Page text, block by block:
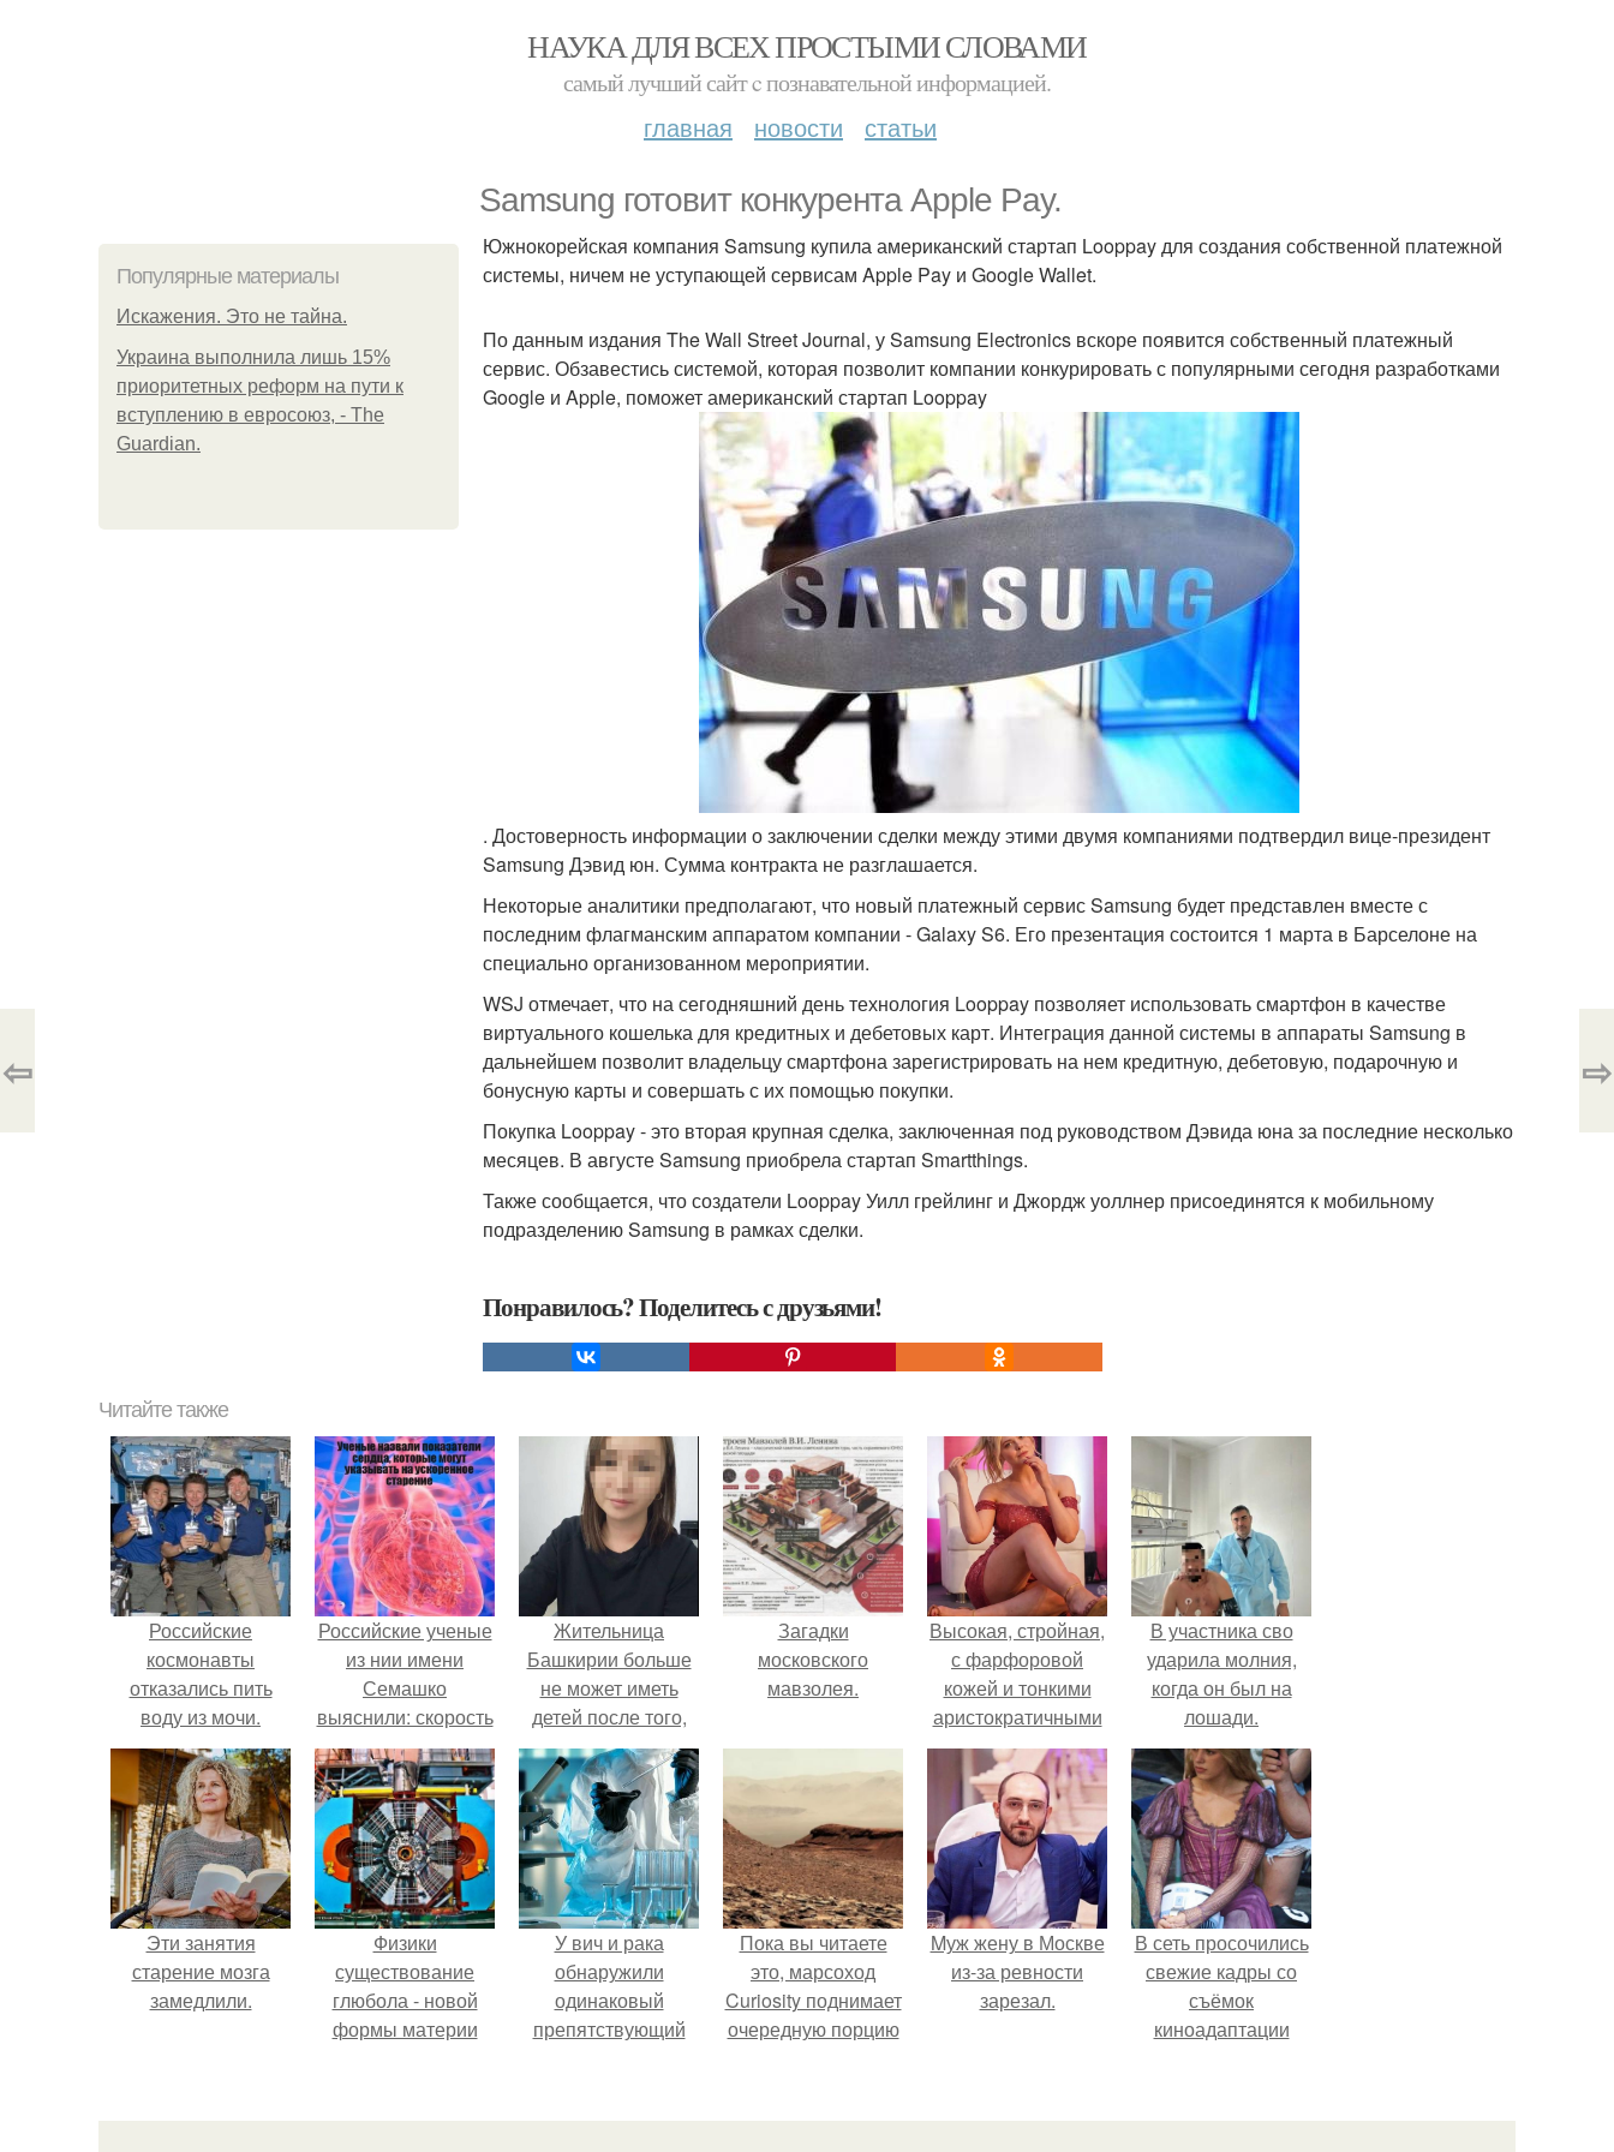
НАУКА ДЛЯ ВСЕХ ПРОСТЫМИ СЛОВАМИ
самый лучший сайт c познавательной информацией.
главная новости статьи
Samsung готовит конкурента Apple Pay.
Популярные материалы
Искажения. Это не тайна.
Украина выполнила лишь 15%
приоритетных реформ на пути к
вступлению в евросоюз, - The
Guardian.
Южнокорейская компания Samsung купила американский стартап Looppay для создания собственной платежной
системы, ничем не уступающей сервисам Apple Pay и Google Wallet.
По данным издания The Wall Street Journal, у Samsung Electronics вскоре появится собственный платежный
сервис. Обзавестись системой, которая позволит компании конкурировать с популярными сегодня разработками
Google и Apple, поможет американский стартап Looppay
. Достоверность информации о заключении сделки между этими двумя компаниями подтвердил вице-президент
Samsung Дэвид юн. Сумма контракта не разглашается.
Некоторые аналитики предполагают, что новый платежный сервис Samsung будет представлен вместе с
последним флагманским аппаратом компании - Galaxy S6. Его презентация состоится 1 марта в Барселоне на
специально организованном мероприятии.
WSJ отмечает, что на сегодняшний день технология Looppay позволяет использовать смартфон в качестве
виртуального кошелька для кредитных и дебетовых карт. Интеграция данной системы в аппараты Samsung в
дальнейшем позволит владельцу смартфона зарегистрировать на нем кредитную, дебетовую, подарочную и
бонусную карты и совершать с их помощью покупки.
Покупка Looppay - это вторая крупная сделка, заключенная под руководством Дэвида юна за последние несколько
месяцев. В августе Samsung приобрела стартап Smartthings.
Также сообщается, что создатели Looppay Уилл грейлинг и Джордж уоллнер присоединятся к мобильному
подразделению Samsung в рамках сделки.
Понравилось? Поделитесь с друзьями!
⇦ ⇨
Читайте также
Российские
космонавты
отказались пить
воду из мочи.
Российские ученые
из нии имени
Семашко
выяснили: скорость
старения напрямую
зависит от
состояния сосудов
и работы сердца.
Жительница
Башкирии больше
не может иметь
детей после того,
как медики сделали
ей аборт на шестом
месяце
беременности и
оставили в матке
плаценту.
Загадки
московского
мавзолея.
Высокая, стройная,
с фарфоровой
кожей и тонкими
аристократичными
чертами, эль
выглядит так, будто
сошла с полотна
художника.
В участника сво
ударила молния,
когда он был на
лошади.
Эти занятия
старение мозга
замедлили.
Физики
существование
глюбола - новой
формы материи
У вич и рака
обнаружили
одинаковый
препятствующий
Пока вы читаете
это, марсоход
Curiosity поднимает
очередную порцию
Mуж жену в Москве
из-за ревности
зарезал.
В сеть просочились
свежие кадры со
съёмок
киноадаптации
моментально